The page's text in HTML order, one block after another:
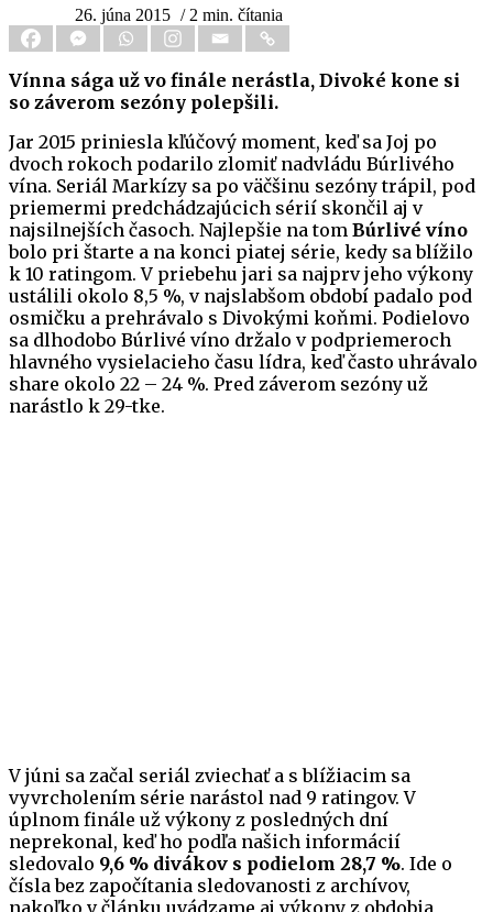
26. júna 2015 / 2 min. čítania
Vínna sága už vo finále nerástla, Divoké kone si
so záverom sezóny polepšili.
Jar 2015 priniesla kľúčový moment, keď sa Joj po
dvoch rokoch podarilo zlomiť nadvládu Búrlivého
vína. Seriál Markízy sa po väčšinu sezóny trápil, pod
priemermi predchádzajúcich sérií skončil aj v
najsilnejších časoch. Najlepšie na tom Búrlivé víno
bolo pri štarte a na konci piatej série, kedy sa blížilo
k 10 ratingom. V priebehu jari sa najprv jeho výkony
ustálili okolo 8,5 %, v najslabšom období padalo pod
osmičku a prehrávalo s Divokými koňmi. Podielovo
sa dlhodobo Búrlivé víno držalo v podpriemeroch
hlavného vysielacieho času lídra, keď často uhrávalo
share okolo 22 – 24 %. Pred záverom sezóny už
narástlo k 29-tke.
V júni sa začal seriál zviechať a s blížiacim sa
vyvrcholením série narástol nad 9 ratingov. V
úplnom finále už výkony z posledných dní
neprekonal, keď ho podľa našich informácií
sledovalo 9,6 % divákov s podielom 28,7 %. Ide o
čísla bez započítania sledovanosti z archívov,